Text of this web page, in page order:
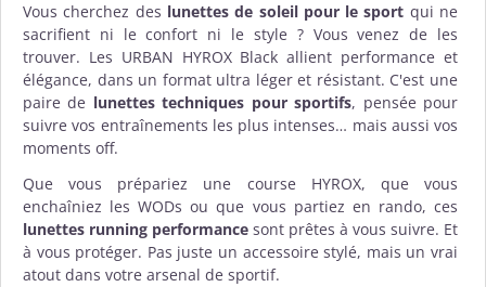
Vous cherchez des lunettes de soleil pour le sport qui ne
sacrifient ni le confort ni le style ? Vous venez de les
trouver. Les URBAN HYROX Black allient performance et
élégance, dans un format ultra léger et résistant. C'est une
paire de lunettes techniques pour sportifs, pensée pour
suivre vos entraînements les plus intenses… mais aussi vos
moments off.
Que vous prépariez une course HYROX, que vous
enchaîniez les WODs ou que vous partiez en rando, ces
lunettes running performance sont prêtes à vous suivre. Et
à vous protéger. Pas juste un accessoire stylé, mais un vrai
atout dans votre arsenal de sportif.